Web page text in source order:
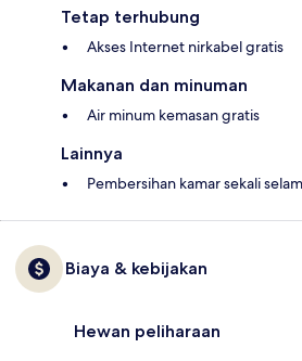
Tetap terhubung
Akses Internet nirkabel gratis
Makanan dan minuman
Air minum kemasan gratis
Lainnya
Pembersihan kamar sekali
Biaya & kebijakan
Hewan peliharaan